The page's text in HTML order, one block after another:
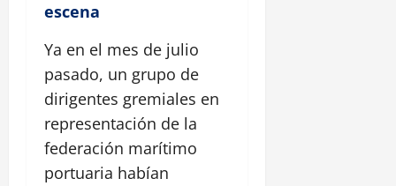
escena
Ya en el mes de julio
pasado, un grupo de
dirigentes gremiales en
representación de la
federación marítimo
portuaria habían